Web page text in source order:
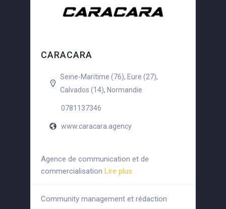
CARACARA
Seine-Maritime (76), Eure (27),
Calvados (14), Normandie
0781137346
www.caracara.agency
Agence de communication et de
commercialisation Lire plus
Community management et rédaction